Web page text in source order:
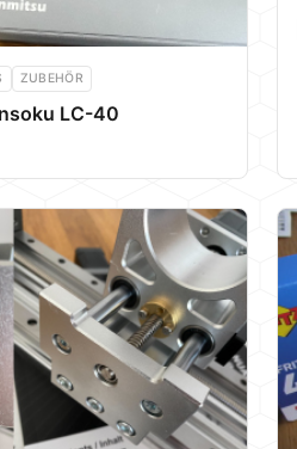
ZUBEHÖR
LC-40